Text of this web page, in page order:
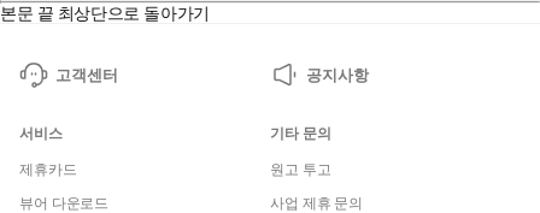
본문 끝 최상단으로 돌아가기
고객센터 공지사항
서비스
제휴카드
뷰어 다운로드
기타 문의
원고 투고
사업 제휴 문의